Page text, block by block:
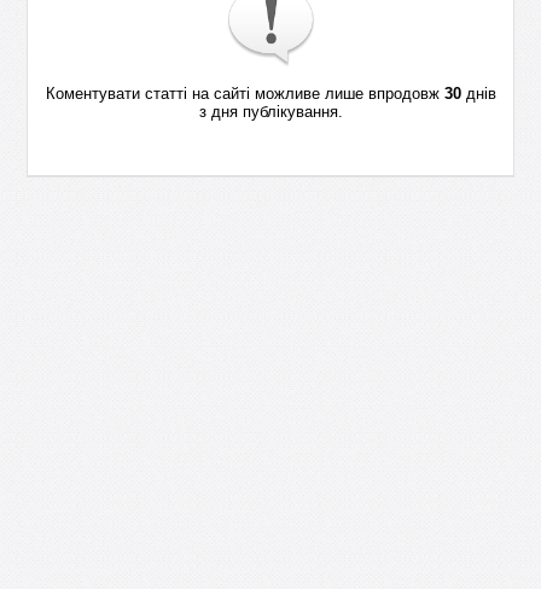
Коментувати статті на сайті можливе лише впродовж 30днів
з дня публікування.